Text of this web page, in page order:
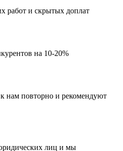
работ и скрытых доплат
на 10-20%
нам повторно и рекомендуют
лиц и мы